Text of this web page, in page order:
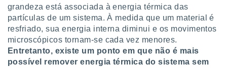
grandeza está associada à energia térmica das
partículas de um sistema. À medida que um material é
resfriado, sua energia interna diminui e os movimentos
microscópicos tornam-se cada vez menores.
Entretanto, existe um ponto em que não é mais
possível remover energia térmica do sistema sem